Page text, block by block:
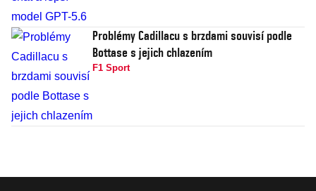
Problémy Cadillacu s brzdami souvisí podle
Bottase s jejich chlazením
F1 Sport